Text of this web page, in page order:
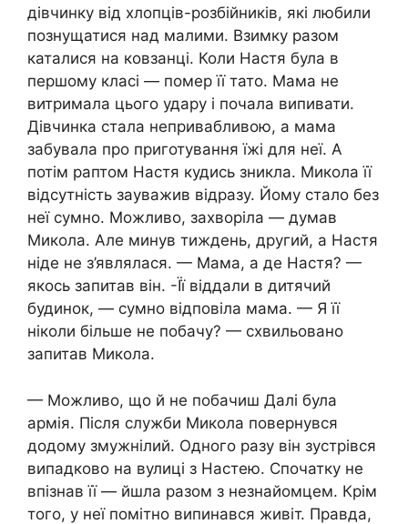
дівчинку від хлопців-розбійників, які любили
познущатися над малими. Взимку разом
каталися на ковзанці. Коли Настя була в
першому класі — помер її тато. Мама не
витримала цього удару і почала випивати.
Дівчинка стала непривабливою, а мама
забувала про приготування їжі для неї. А
потім раптом Настя кудись зникла. Микола її
відсутність зауважив відразу. Йому стало без
неї сумно. Можливо, захворіла — думав
Микола. Але минув тиждень, другий, а Настя
ніде не з’являлася. — Мама, а де Настя? —
якось запитав він. -Її віддали в дитячий
будинок, — сумно відповіла мама. — Я її
ніколи більше не побачу? — схвильовано
запитав Микола.
— Можливо, що й не побачиш Далі була
армія. Після служби Микола повернувся
додому змужнілий. Одного разу він зустрівся
випадково на вулиці з Настею. Спочатку не
впізнав її — йшла разом з незнайомцем. Крім
того, у неї помітно випинався живіт. Правда,